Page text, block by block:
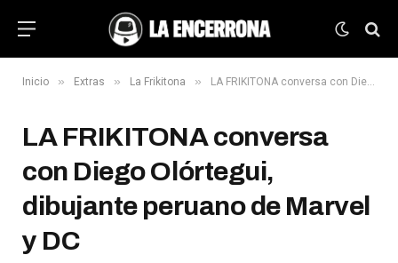
Inicio » Extras » La Frikitona » LA FRIKITONA conversa con Diego Olórtegui, dibujante peruano de Marvel y DC
LA FRIKITONA conversa
con Diego Olórtegui,
dibujante peruano de Marvel
y DC